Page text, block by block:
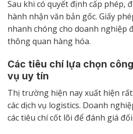
Sau khi có quyết định cấp phép,
hành nhận văn bản gốc. Giấy
nhanh chóng cho doanh nghiệp
thông quan hàng hóa.
Các tiêu chí lựa chọn
vụ uy tín
Thị trường hiện nay xuất hiện
các dịch vụ logistics. Doanh
các tiêu chí cốt lõi để đánh giá đối